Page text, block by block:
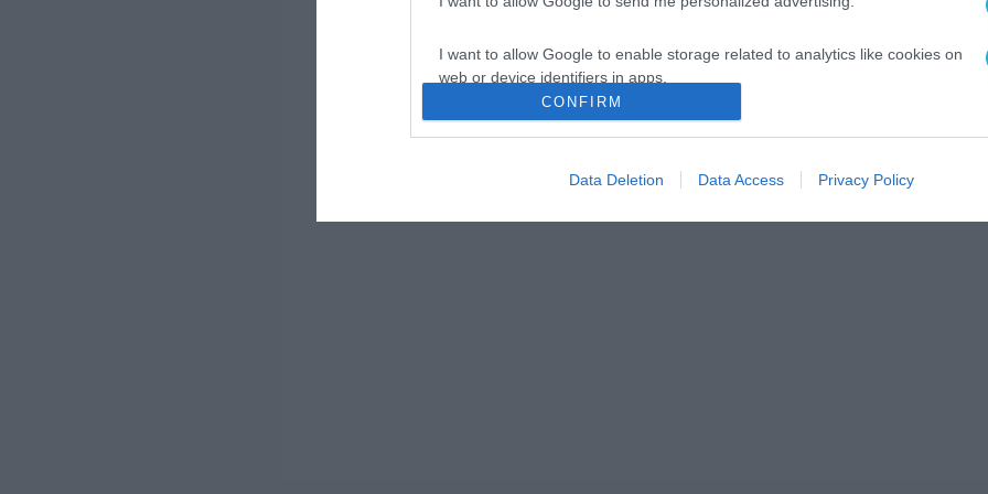
I want to allow Google to enable storage related to analytics like cookies on
web or device identifiers in apps.
I want to allow Google to enable storage related to functionality of the website
I want to allow Google to enable storage related to personalization.
CONFIRM
Data Deletion Data Access Privacy Policy